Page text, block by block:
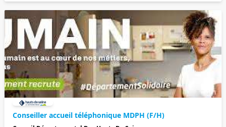
Conseiller accueil téléphonique MDPH (F/H)